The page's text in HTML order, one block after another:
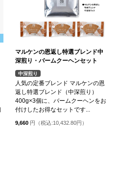
マルケンの恩返し特選ブレンド中
深煎り・バームクーヘンセット
中深煎り
人気の定番ブレンド マルケンの恩
返し特選ブレンド（中深煎り）
400g×3個に、バームクーヘンをお
付けしたお得なセットです...
9,660 円（税込:10,432.80円）